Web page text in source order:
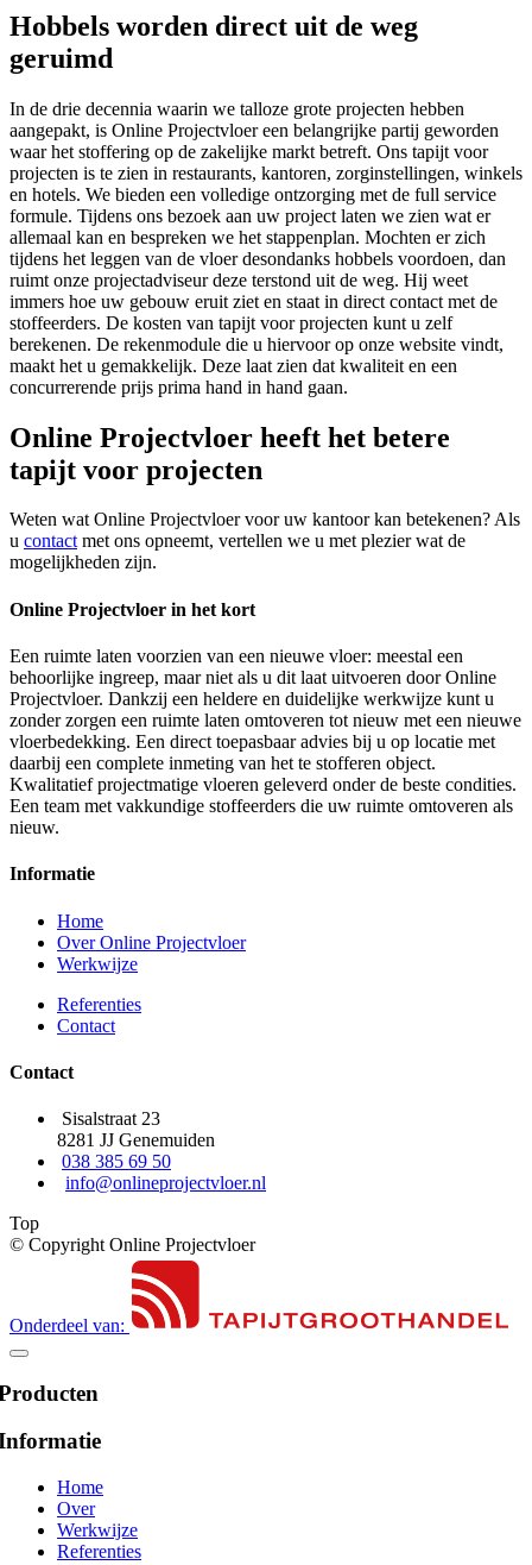
Hobbels worden direct uit de weg
geruimd
In de drie decennia waarin we talloze grote projecten hebben
aangepakt, is Online Projectvloer een belangrijke partij geworden
waar het stoffering op de zakelijke markt betreft. Ons tapijt voor
projecten is te zien in restaurants, kantoren, zorginstellingen, winkels
en hotels. We bieden een volledige ontzorging met de full service
formule. Tijdens ons bezoek aan uw project laten we zien wat er
allemaal kan en bespreken we het stappenplan. Mochten er zich
tijdens het leggen van de vloer desondanks hobbels voordoen, dan
ruimt onze projectadviseur deze terstond uit de weg. Hij weet
immers hoe uw gebouw eruit ziet en staat in direct contact met de
stoffeerders. De kosten van tapijt voor projecten kunt u zelf
berekenen. De rekenmodule die u hiervoor op onze website vindt,
maakt het u gemakkelijk. Deze laat zien dat kwaliteit en een
concurrerende prijs prima hand in hand gaan.
Online Projectvloer heeft het betere
tapijt voor projecten
Weten wat Online Projectvloer voor uw kantoor kan betekenen? Als
u contactmet ons opneemt, vertellen we u met plezier wat de
mogelijkheden zijn.
Online Projectvloer in het kort
Een ruimte laten voorzien van een nieuwe vloer: meestal een
behoorlijke ingreep, maar niet als u dit laat uitvoeren door Online
Projectvloer. Dankzij een heldere en duidelijke werkwijze kunt u
zonder zorgen een ruimte laten omtoveren tot nieuw met een nieuwe
vloerbedekking. Een direct toepasbaar advies bij u op locatie met
daarbij een complete inmeting van het te stofferen object.
Kwalitatief projectmatige vloeren geleverd onder de beste condities.
Een team met vakkundige stoffeerders die uw ruimte omtoveren als
nieuw.
Informatie
Home
Over Online Projectvloer
Werkwijze
Referenties
Contact
Contact
Sisalstraat 23
8281 JJ Genemuiden
038 385 69 50
info@onlineprojectvloer.nl
Top
© Copyright Online Projectvloer
Onderdeel van:
Home
Over
Werkwijze
Referenties